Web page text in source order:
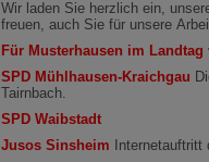
Wir laden Sie herzlich ein,
freuen, auch Sie für unsere
Für Musterhausen im
SPD Mühlhausen-Kraichgau
Tairnbach.
SPD Waibstadt
Jusos Sinsheim Internetauftritt